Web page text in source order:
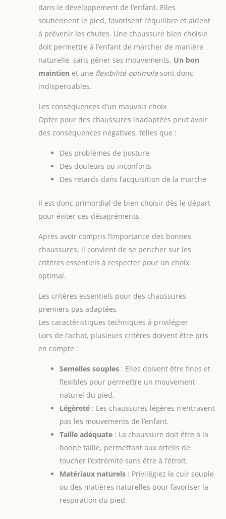
dans le développement de l’enfant. Elles
soutiennent le pied, favorisent l’équilibre et aident
à prévenir les chutes. Une chaussure bien choisie
doit permettre à l’enfant de marcher de manière
naturelle, sans gêner ses mouvements. Un bon
maintien et une flexibilité optimalesont donc
indispensables.
Les conséquences d’un mauvais choix
Opter pour des chaussures inadaptées peut avoir
des conséquences négatives, telles que :
Des problèmes de posture
Des douleurs ou inconforts
Des retards dans l’acquisition de la marche
Il est donc primordial de bien choisir dès le départ
pour éviter ces désagréments.
Après avoir compris l’importance des bonnes
chaussures, il convient de se pencher sur les
critères essentiels à respecter pour un choix
optimal.
Les critères essentiels pour des chaussures
premiers pas adaptées
Les caractéristiques techniques à privilégier
Lors de l’achat, plusieurs critères doivent être pris
en compte :
Semelles souples : Elles doivent être fines et
flexibles pour permettre un mouvement
naturel du pied.
Légèreté : Les chaussures légères n’entravent
pas les mouvements de l’enfant.
Taille adéquate : La chaussure doit être à la
bonne taille, permettant aux orteils de
toucher l’extrémité sans être à l’étroit.
Matériaux naturels : Privilégiez le cuir souple
ou des matières naturelles pour favoriser la
respiration du pied.